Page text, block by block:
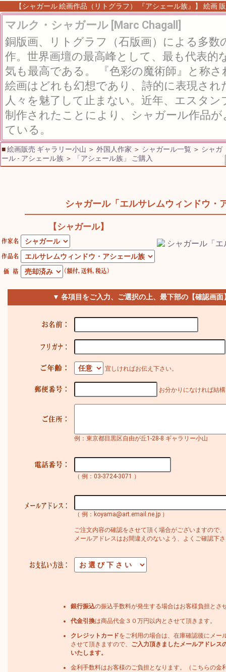
【シャガール 絵画作品（リトグラフ） 『アシェール族』】 絵画
マルク・シャガール [Marc Chagall]
銅版画、リトグラフ（石版画）による多数
作。世界画壇の最高峰として、最も代表的
気も最高である。 『色彩の魔術師』と称
絵画はどれも幻想であり、詩的に表現され
人々を魅了して止まない。近年、エスタン
制作されたことにより、シャガール作品
ている。
■絵画販売 ギャラリー小山 ＞ 外国人作家 ＞ シャガール一覧 ＞ シャガ
ール - アシェール族 ＞ 「アシェール族」 ご購入
シャガール「エルサレムウィンドウ・
【シャガール】
▼ 各項目をご入力、ご選択の上、最下部の【確認画
宜しければお伝え下さい。
お分かりになければ結
例：東京都目黒区自由が丘1-28-8 ギャラリー小山
（ 例：03-3724-3071 ）
（ 例：koyama@art.email.ne.jp ）
ご注文内容の確認をさせて頂く場合がございますので、
メールアドレスはお間違えのないよう、よくご確認下
銀行振込の振込手数料が発生する場合はお客様負担とさ
代金引換は商品代金３０万円以内とさせて頂きます。
クレジットカードをご利用の場合は、在庫確認後にメー
させて頂きますので、
ご入力頂きましたメールアドレス
いたします。
金利手数料はお客様のご負担となります。（こちらの金